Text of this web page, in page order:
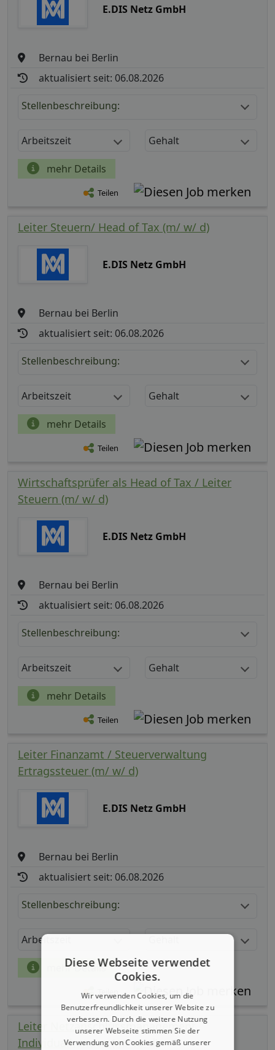
E.DIS Netz GmbH
Bernau bei Berlin
aktualisiert seit: 06.08.2026
Stellenbeschreibung:
Arbeitszeit Gehalt
mehr Details
Teilen
Leiter Steuern/ Head of Tax (m/ w/ d)
E.DIS Netz GmbH
Bernau bei Berlin
aktualisiert seit: 06.08.2026
Stellenbeschreibung:
Arbeitszeit Gehalt
mehr Details
Teilen
Wirtschaftsprüfer als Head of Tax / Leiter
Steuern (m/ w/ d)
E.DIS Netz GmbH
Bernau bei Berlin
aktualisiert seit: 06.08.2026
Stellenbeschreibung:
Arbeitszeit Gehalt
mehr Details
Teilen
Leiter Finanzamt / Steuerverwaltung
Ertragssteuer (m/ w/ d)
E.DIS Netz GmbH
Bernau bei Berlin
aktualisiert seit: 06.08.2026
Stellenbeschreibung:
Arbeitszeit
mehr Details
Leiter Netzanschlussmanagement
Individualkunden (m/ w/ d)
Diese Webseite verwendet
Cookies.
Wir verwenden Cookies, um die
Benutzerfreundlichkeit unserer Website zu
verbessern. Durch die weitere Nutzung
unserer Webseite stimmen Sie der
Verwendung von Cookies gemäß unserer